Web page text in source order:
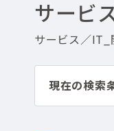
サービ
サービス／IT_
現在の検索